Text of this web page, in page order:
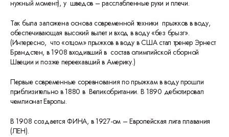
нужный момент), у шведов – расслабленные руки и плечи.
Так была заложена основа современной техники прыжков в воду,
обеспечивающая высокий вылет и вход в воду «без брызг».
(Интересно, что «отцом» прыжков в воду в США стал тренер Эрнест
Брандстен, в 1908 входивший в состав олимпийской сборной
Швеции и позже переехавший в Америку.)
Первые современные соревнования по прыжкам в воду прошли
приблизительно в 1880 в Великобритании. В 1890 дебютировал
чемпионат Европы.
В 1908 создается ФИНА, в 1927-ом – Европейская лига плавания
(ЛЕН).